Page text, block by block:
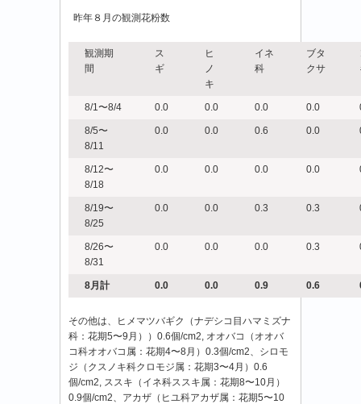
昨年８月の観測花粉数
観測期
間
ス
ギ
ヒ
ノ
キ
イネ
科
ブタ
クサ
8/1〜8/4 0.0 0.0 0.0 0.0
8/5〜
8/11
0.0 0.0 0.6 0.0
8/12〜
8/18
0.0 0.0 0.0 0.0
8/19〜
8/25
0.0 0.0 0.3 0.3
8/26〜
8/31
0.0 0.0 0.0 0.3
8月計 0.0 0.0 0.9 0.6
その他は、ヒメマツバギク（ナデシコ目ハマミズナ
科：花期5〜9月））0.6個/cm2, オオバコ（オオバ
コ科オオバコ属：花期4〜8月）0.3個/cm2、シロモ
ジ（クスノキ科クロモジ属：花期3〜4月）0.6
個/cm2, ススキ（イネ科ススキ属：花期8〜10月）
0.9個/cm2、アカザ（ヒユ科アカザ属：花期5〜10